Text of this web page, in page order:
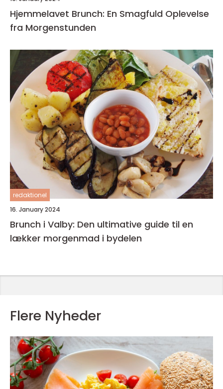
Hjemmelavet Brunch: En Smagfuld Oplevelse
fra Morgenstunden
redaktionel
16. January 2024
Brunch i Valby: Den ultimative guide til en
lækker morgenmad i bydelen
Flere Nyheder